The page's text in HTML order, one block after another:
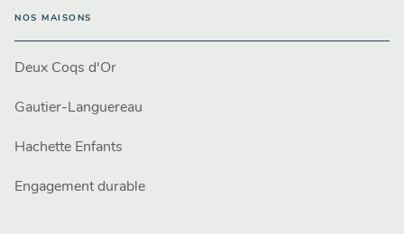
NOS MAISONS
Deux Coqs d'Or
Gautier-Languereau
Hachette Enfants
Engagement durable